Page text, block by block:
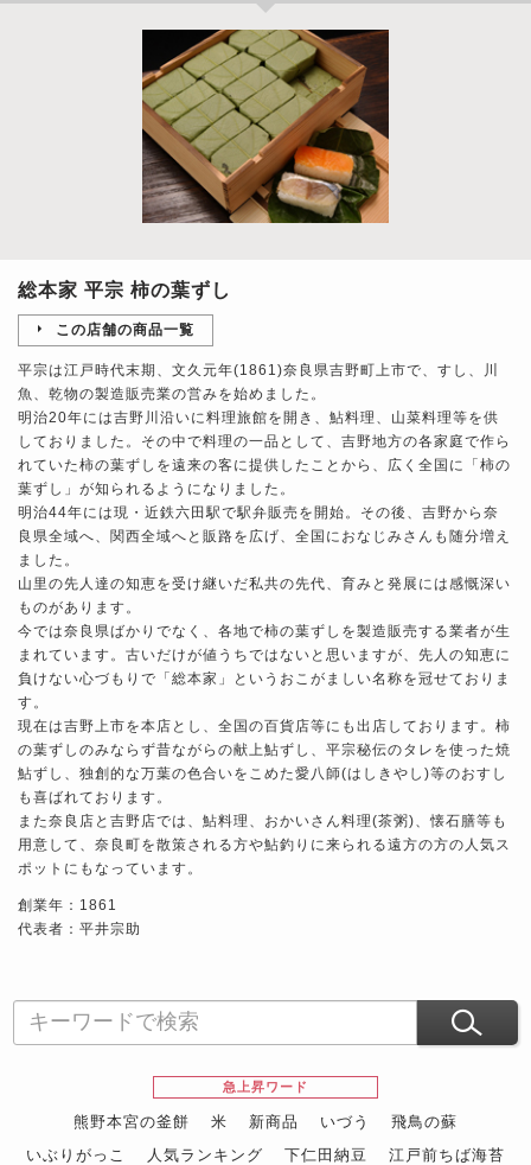
総本家 平宗 柿の葉ずし
この店舗の商品一覧
平宗は江戸時代末期、文久元年(1861)奈良県吉野町上市で、すし、川
魚、乾物の製造販売業の営みを始めました。
明治20年には吉野川沿いに料理旅館を開き、鮎料理、山菜料理等を供
しておりました。その中で料理の一品として、吉野地方の各家庭で作ら
れていた柿の葉ずしを遠来の客に提供したことから、広く全国に「柿の
葉ずし」が知られるようになりました。
明治44年には現・近鉄六田駅で駅弁販売を開始。その後、吉野から奈
良県全域へ、関西全域へと販路を広げ、全国におなじみさんも随分増え
ました。
山里の先人達の知恵を受け継いだ私共の先代、育みと発展には感慨深い
ものがあります。
今では奈良県ばかりでなく、各地で柿の葉ずしを製造販売する業者が生
まれています。古いだけが値うちではないと思いますが、先人の知恵に
負けない心づもりで「総本家」というおこがましい名称を冠せておりま
す。
現在は吉野上市を本店とし、全国の百貨店等にも出店しております。柿
の葉ずしのみならず昔ながらの献上鮎ずし、平宗秘伝のタレを使った焼
鮎ずし、独創的な万葉の色合いをこめた愛八師(はしきやし)等のおすし
も喜ばれております。
また奈良店と吉野店では、鮎料理、おかいさん料理(茶粥)、懐石膳等も
用意して、奈良町を散策される方や鮎釣りに来られる遠方の方の人気ス
ポットにもなっています。
創業年：1861
代表者：平井宗助
急上昇ワード
熊野本宮の釜餅 米 新商品 いづう
飛鳥の蘇
いぶりがっこ
人気ランキング 下仁田納豆
江戸前ちば海苔